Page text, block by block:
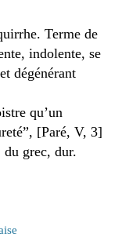
Terme de
indolente, se
dégénérant
qu’un
[Paré, V, 3]
grec, dur.